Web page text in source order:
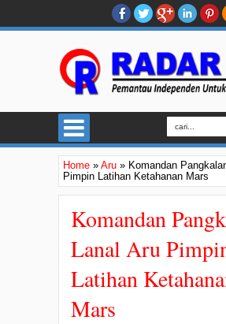
Home » Aru » Komandan
Pimpin Latihan Ketahanan Mars
Komandan
Lanal Aru
Latihan
Mars